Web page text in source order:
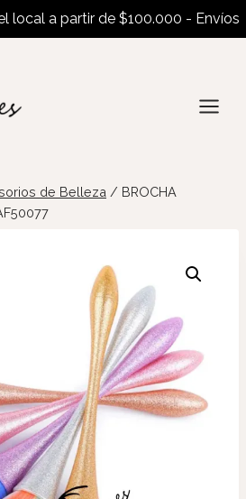
a partir de $100.000 - Envíos al
de Belleza / BROCHA